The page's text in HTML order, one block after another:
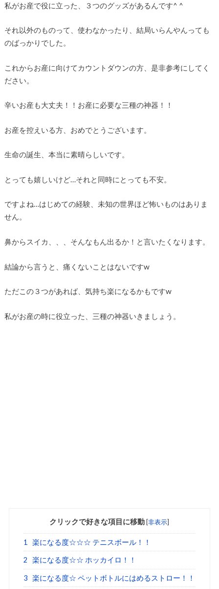
私がお産で役に立った、３つのグッズがあるんです^ ^
それ以外のものって、使わなかったり、結局いらんやんっても
のばっかりでした。
これからお産に向けてカウントダウンの方、是非参考にしてく
ださい。
辛いお産も大丈夫！！お産に必要な三種の神器！！
お産を控えいる方、おめでとうございます。
生命の誕生、本当に素晴らしいです。
とっても嬉しいけど…それと同時にとっても不安。
ですよね…はじめての経験、未知の世界ほど怖いものはありま
せん。
鼻からスイカ、、、そんなもん出るか！と言いたくなります。
結論から言うと、痛くないことはないですw
ただこの３つがあれば、気持ち楽になるかもですw
私がお産の時に役立った、三種の神器いきましょう。
クリックで好きな項目に移動 [非表示]
1 楽になる度☆☆☆ テニスボール！！
2 楽になる度☆☆ ホッカイロ！！
3 楽になる度☆ ペットボトルにはめるストロー！！